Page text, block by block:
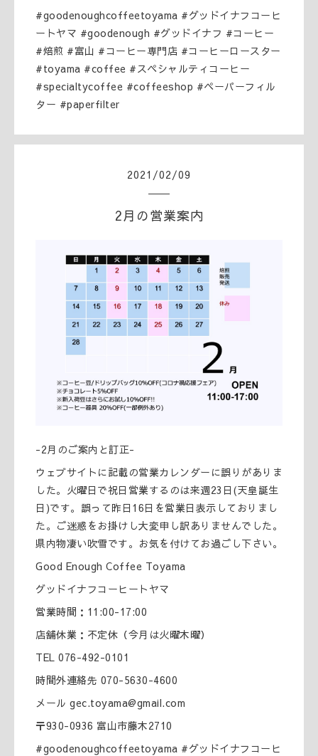
#goodenoughcoffeetoyama #グッドイナフコーヒ
ートヤマ #goodenough #グッドイナフ #コーヒー
#焙煎 #富山 #コーヒー専門店 #コーヒーロースター
#toyama #coffee #スペシャルティコーヒー
#specialtycoffee #coffeeshop #ペーパーフィル
ター #paperfilter
2021 /02/09
2月の営業案内
-2月のご案内と訂正-
ウェブサイトに記載の営業カレンダーに誤りがありま
した。火曜日で祝日営業するのは来週23日(天皇誕生
日)です。誤って昨日16日を営業日表示しておりまし
た。ご迷惑をお掛けし大変申し訳ありませんでした。
県内物凄い吹雪です。お気を付けてお過ごし下さい。
Good Enough Coffee Toyama
グッドイナフコーヒートヤマ
営業時間：11:00-17:00
店舗休業：不定休（今月は火曜木曜）
TEL 076-492-0101
時間外連絡先 070-5630-4600
メール gec.toyama@gmail.com
〒930-0936 富山市藤木2710
#goodenoughcoffeetoyama #グッドイナフコーヒ